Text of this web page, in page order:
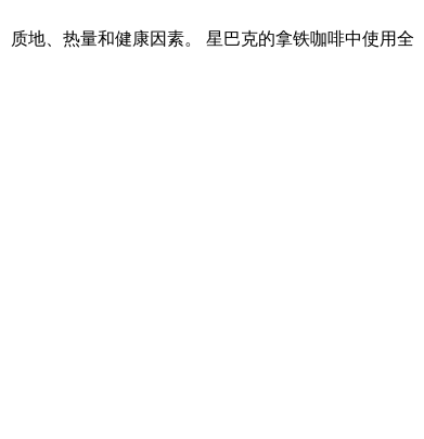
地、热量和健康因素。 星巴克的拿铁咖啡中使用全